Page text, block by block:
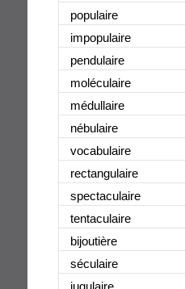
populaire
impopulaire
pendulaire
moléculaire
médullaire
nébulaire
vocabulaire
rectangulaire
spectaculaire
tentaculaire
bijoutière
séculaire
jugulaire